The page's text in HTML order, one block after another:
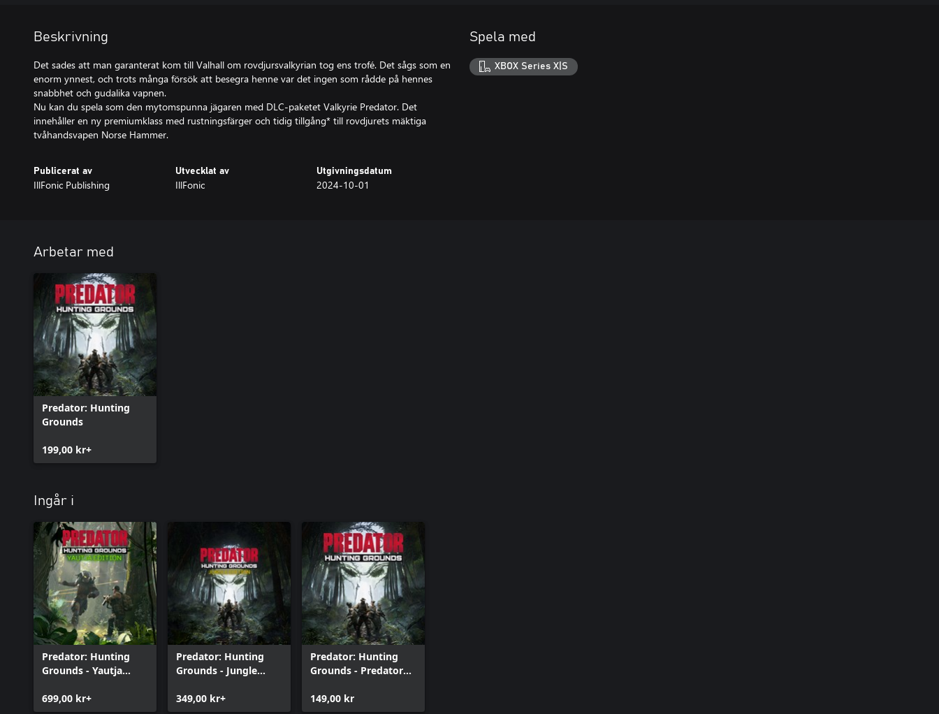
Beskrivning
Det sades att man garanterat kom till Valhall om rovdjursvalkyrian tog ens trofé. Det sågs som en
enorm ynnest, och trots många försök att besegra henne var det ingen som rådde på hennes
snabbhet och gudalika vapnen.
Nu kan du spela som den mytomspunna jägaren med DLC-paketet Valkyrie Predator. Det
innehåller en ny premiumklass med rustningsfärger och tidig tillgång* till rovdjurets mäktiga
tvåhandsvapen Norse Hammer.
Publicerat av
IllFonic Publishing
Utvecklat av
IllFonic
Utgivningsdatum
2024-10-01
Spela med
XBOX Series X|S
Arbetar med
Predator: Hunting
Grounds
199,00 kr+
Ingår i
Predator: Hunting
Grounds - Yautja
699,00 kr+
Predator: Hunting
Grounds - Jungle
349,00 kr+
Predator: Hunting
Grounds - Predator
149,00 kr